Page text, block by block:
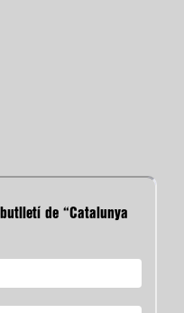
de “Catalunya